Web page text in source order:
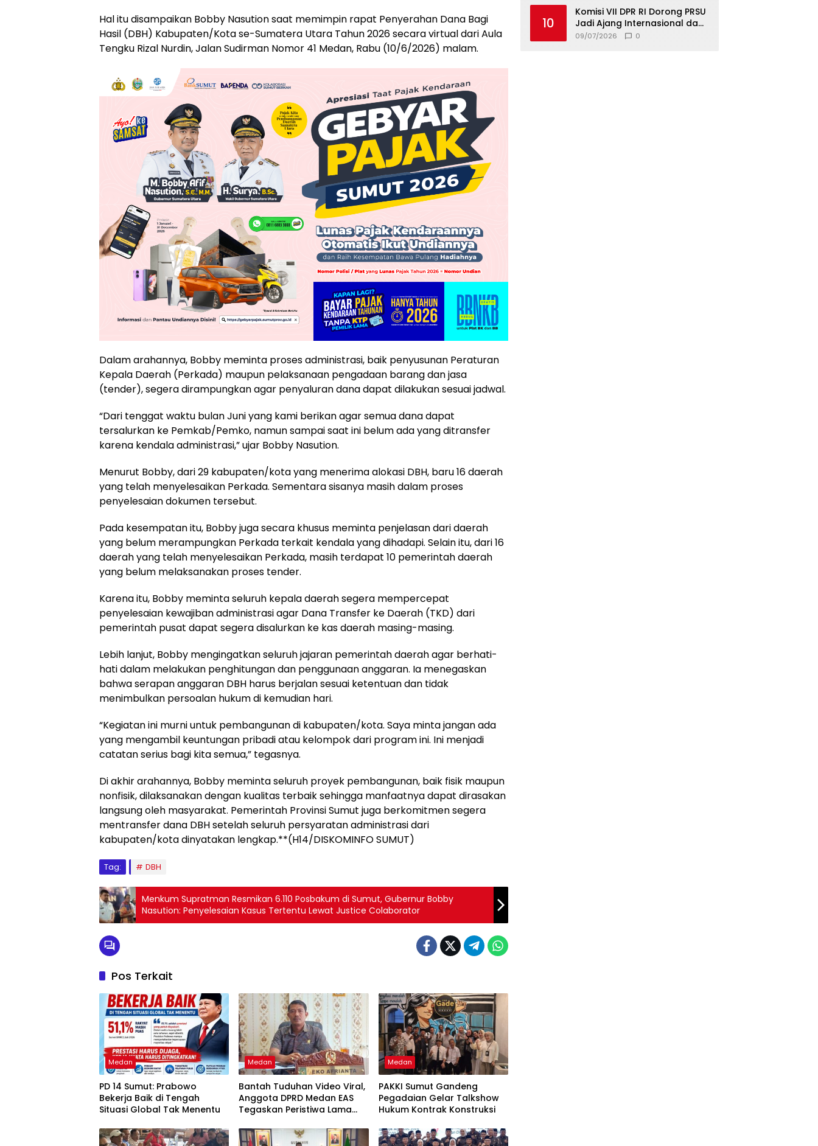
Hal itu disampaikan Bobby Nasution saat memimpin rapat Penyerahan Dana Bagi
Hasil (DBH) Kabupaten/Kota se-Sumatera Utara Tahun 2026 secara virtual dari Aula
Tengku Rizal Nurdin, Jalan Sudirman Nomor 41 Medan, Rabu (10/6/2026) malam.
Dalam arahannya, Bobby meminta proses administrasi, baik penyusunan Peraturan
Kepala Daerah (Perkada) maupun pelaksanaan pengadaan barang dan jasa
(tender), segera dirampungkan agar penyaluran dana dapat dilakukan sesuai jadwal.
“Dari tenggat waktu bulan Juni yang kami berikan agar semua dana dapat
tersalurkan ke Pemkab/Pemko, namun sampai saat ini belum ada yang ditransfer
karena kendala administrasi,” ujar Bobby Nasution.
Menurut Bobby, dari 29 kabupaten/kota yang menerima alokasi DBH, baru 16 daerah
yang telah menyelesaikan Perkada. Sementara sisanya masih dalam proses
penyelesaian dokumen tersebut.
Pada kesempatan itu, Bobby juga secara khusus meminta penjelasan dari daerah
yang belum merampungkan Perkada terkait kendala yang dihadapi. Selain itu, dari 16
daerah yang telah menyelesaikan Perkada, masih terdapat 10 pemerintah daerah
yang belum melaksanakan proses tender.
Karena itu, Bobby meminta seluruh kepala daerah segera mempercepat
penyelesaian kewajiban administrasi agar Dana Transfer ke Daerah (TKD) dari
pemerintah pusat dapat segera disalurkan ke kas daerah masing-masing.
Lebih lanjut, Bobby mengingatkan seluruh jajaran pemerintah daerah agar berhati-
hati dalam melakukan penghitungan dan penggunaan anggaran. Ia menegaskan
bahwa serapan anggaran DBH harus berjalan sesuai ketentuan dan tidak
menimbulkan persoalan hukum di kemudian hari.
“Kegiatan ini murni untuk pembangunan di kabupaten/kota. Saya minta jangan ada
yang mengambil keuntungan pribadi atau kelompok dari program ini. Ini menjadi
catatan serius bagi kita semua,” tegasnya.
Di akhir arahannya, Bobby meminta seluruh proyek pembangunan, baik fisik maupun
nonfisik, dilaksanakan dengan kualitas terbaik sehingga manfaatnya dapat dirasakan
langsung oleh masyarakat. Pemerintah Provinsi Sumut juga berkomitmen segera
mentransfer dana DBH setelah seluruh persyaratan administrasi dari
kabupaten/kota dinyatakan lengkap.**(H14/DISKOMINFO SUMUT)
Tag: DBH
Menkum Supratman Resmikan 6.110 Posbakum di Sumut, Gubernur Bobby
Nasution: Penyelesaian Kasus Tertentu Lewat Justice Colaborator
Pos Terkait
Medan
PD 14 Sumut: Prabowo
Bekerja Baik di Tengah
Situasi Global Tak Menentu
Medan
Bantah Tuduhan Video Viral,
Anggota DPRD Medan EAS
Tegaskan Peristiwa Lama
Medan
PAKKI Sumut Gandeng
Pegadaian Gelar Talkshow
Hukum Kontrak Konstruksi
10
Komisi VII DPR RI Dorong PRSU
Jadi Ajang Internasional dan
Pusat Investasi Sumut
09/07/2026 0